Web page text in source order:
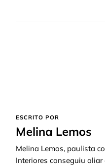
ESCRITO POR
Melina Lemos
Melina Lemos, paulista
Interiores conseguiu aliar